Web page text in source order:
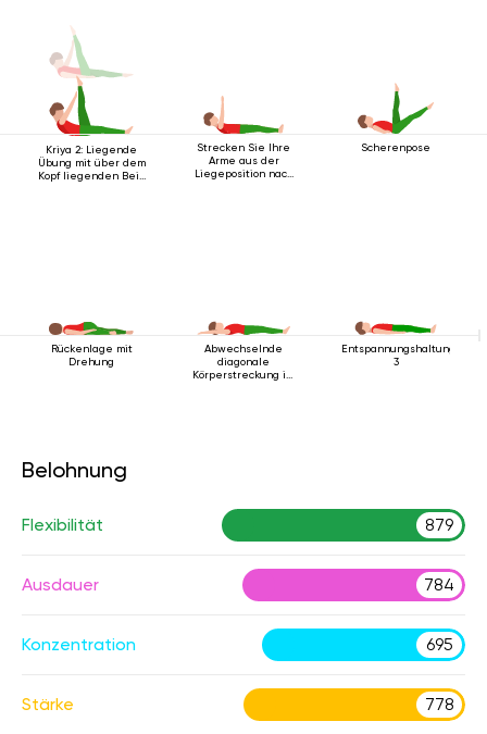
Kriya 2: Liegende
Übung mit über dem
Kopf liegenden Bein
Strecken Sie Ihre
Arme aus der
Liegeposition nach
Scherenpose
Rückenlage mit
Drehung
Abwechselnde
diagonale
Körperstreckung im
Entspannungshaltung
3
Belohnung
Flexibilität 879
Ausdauer 784
Konzentration 695
Stärke 778